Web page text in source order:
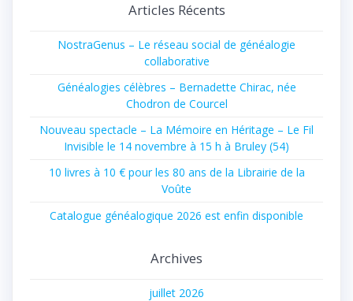
Articles Récents
NostraGenus – Le réseau social de généalogie
collaborative
Généalogies célèbres – Bernadette Chirac, née
Chodron de Courcel
Nouveau spectacle – La Mémoire en Héritage – Le Fil
Invisible le 14 novembre à 15 h à Bruley (54)
10 livres à 10 € pour les 80 ans de la Librairie de la
Voûte
Catalogue généalogique 2026 est enfin disponible
Archives
juillet 2026